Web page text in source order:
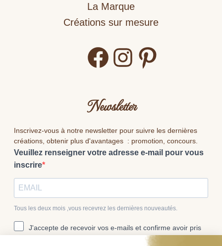
Newsletter
Inscrivez-vous à notre newsletter pour suivre les dernières
créations, obtenir plus d'avantages : promotion, concours.
Veuillez renseigner votre adresse e-mail pour vous
inscrire
Tous les deux mois ,vous recevrez les dernières nouveautés.
J'accepte de recevoir vos e-mails et confirme avoir pris
connaissance de votre politique de confidentialité et
La Marque
Créations sur mesure
FacebookInstagram